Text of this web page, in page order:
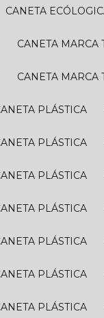
CANETA
CANETA MARCA
CANETA MARCA
CANETA PLÁSTICA
CANETA PLÁSTICA
CANETA PLÁSTICA
CANETA PLÁSTICA
CANETA PLÁSTICA
CANETA PLÁSTICA
CANETA PLÁSTICA